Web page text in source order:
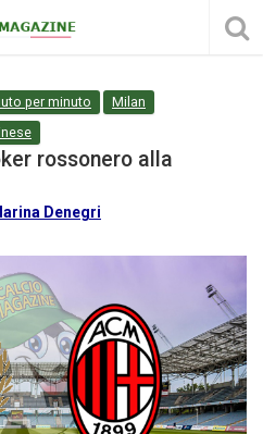
per minuto
Milan
rossonero alla
Denegri